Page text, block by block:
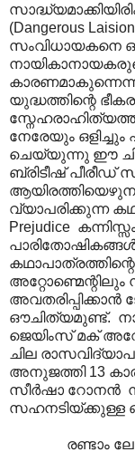
(Dangerous
സംവിധായകനെ
യുദ്ധത്തിന്റെ
നേരേയും
ചെയ്യുന്നു ഈ
ബ്രിടീഷ് പീരീഡ്
വ്യാപരിക്കുന്ന
Prejudice
അവതരിപ്പിക്കാൻ
ഔചിത്യമുണ്ട്.
ജെയിംസ് മക്
ചില
അനുജത്തി 13
സീർഷാ റോനൻ
സഹനടിയ്ക്കുള്ള
രണ്ടാം